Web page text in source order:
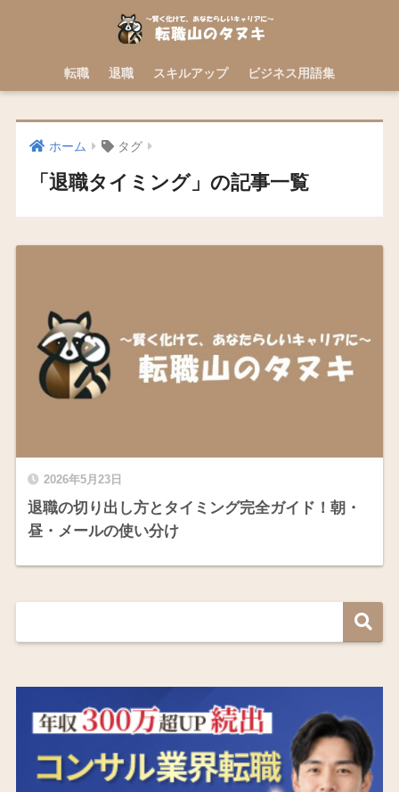
転職 退職 スキルアップ ビジネス用語集
ホーム タグ
「退職タイミング」の記事一覧
2026年5月23日
退職の切り出し方とタイミング完全ガイド！朝・
昼・メールの使い分け